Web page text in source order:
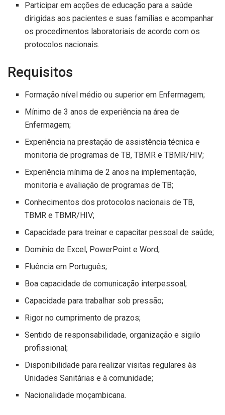
Participar em acções de educação para a saúde
dirigidas aos pacientes e suas famílias e acompanhar
os procedimentos laboratoriais de acordo com os
protocolos nacionais.
Requisitos
Formação nível médio ou superior em Enfermagem;
Mínimo de 3 anos de experiência na área de
Enfermagem;
Experiência na prestação de assistência técnica e
monitoria de programas de TB, TBMR e TBMR/HIV;
Experiência mínima de 2 anos na implementação,
monitoria e avaliação de programas de TB;
Conhecimentos dos protocolos nacionais de TB,
TBMR e TBMR/HIV;
Capacidade para treinar e capacitar pessoal de saúde;
Domínio de Excel, PowerPoint e Word;
Fluência em Português;
Boa capacidade de comunicação interpessoal;
Capacidade para trabalhar sob pressão;
Rigor no cumprimento de prazos;
Sentido de responsabilidade, organização e sigilo
profissional;
Disponibilidade para realizar visitas regulares às
Unidades Sanitárias e à comunidade;
Nacionalidade moçambicana.